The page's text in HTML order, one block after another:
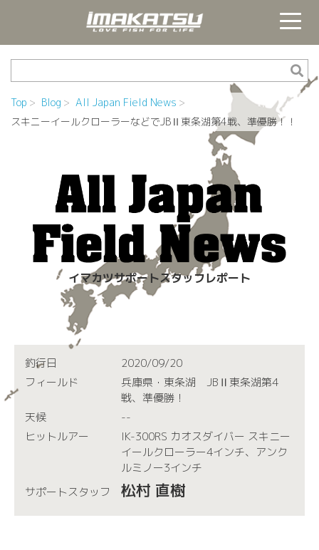
Top Blog
All Japan Field News
スキニーイールクローラーなどでJBⅡ東条湖第4戦、準優勝！！
イマカツサポートスタッフレポート
釣行日
2020/09/20
フィールド
兵庫県・東条湖 JBⅡ東条湖第4
戦、準優勝！
天候
--
ヒットルアー
IK-300RS カオスダイバー スキニー
イールクローラー4インチ、アンク
ルミノー3インチ
サポートスタッフ
松村 直樹